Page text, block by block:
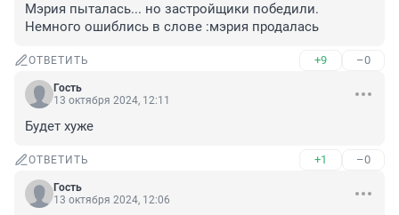
Мэрия пыталась... но застройщики победили.
Немного ошиблись в слове :мэрия продалась
ОТВЕТИТЬ +9 –0
Гость
13 октября 2024, 12:11
Будет хуже
ОТВЕТИТЬ +1 –0
Гость
13 октября 2024, 12:06